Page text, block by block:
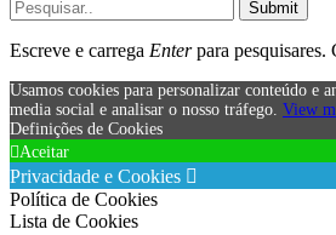
Submit
Escreve e carrega Enterpara pesquisares.
Usamos cookies para personalizar conteúdo e
media social e analisar o nosso tráfego. View
Definições de Cookies
Aceitar
Privacidade e Cookies
Política de Cookies
Lista de Cookies